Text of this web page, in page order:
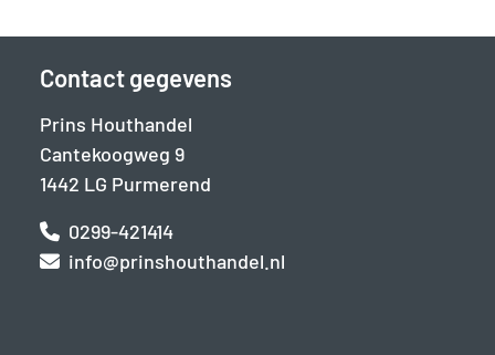
Contact gegevens
Prins Houthandel
Cantekoogweg 9
1442 LG Purmerend
0299-421414
info@prinshouthandel.nl